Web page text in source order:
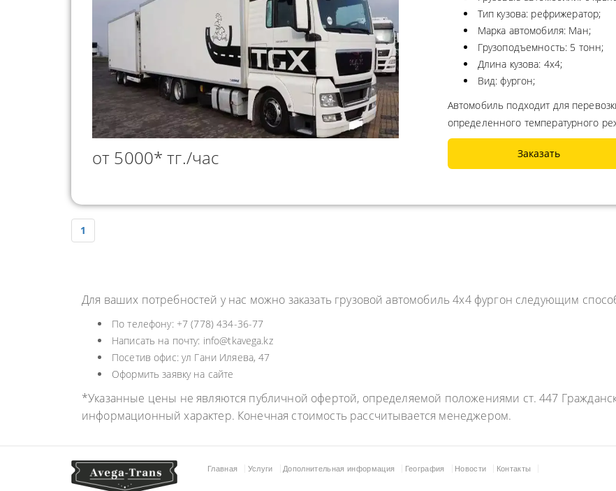
от 5000* тг./час
Тип кузова: рефрижератор;
Марка автомобиля: Ман;
Грузоподъемность: 5 тонн;
Длина кузова: 4x4;
Вид: фургон;
Автомобиль подходит для
определенного температурного
Заказать
1
Для ваших потребностей у нас можно заказать грузовой автомобиль 4x4 фургон следующим
По телефону: +7 (778) 434-36-77
Написать на почту: info@tkavega.kz
Посетив офис: ул Гани Иляева, 47
Оформить заявку на сайте
*Указанные цены не являются публичной офертой, определяемой положениями ст. 447
информационный характер. Конечная стоимость рассчитывается менеджером.
Главная Услуги Дополнительная информация География Новости Контакты